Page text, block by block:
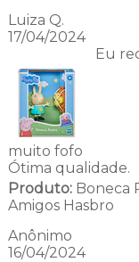
Luiza Q.
17/04/2024
Eu
muito fofo
Ótima qualidade.
Produto:Boneca
Amigos Hasbro
Anônimo
16/04/2024